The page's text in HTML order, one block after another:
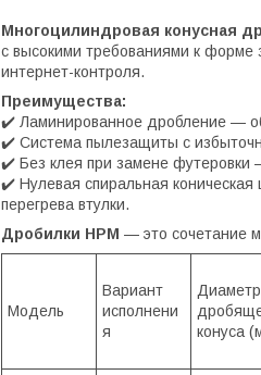
Многоцилиндровая конусная
с высокими требованиями к форме
интернет-контроля.
Преимущества:
✔️ Ламинированное дробление —
✔️ Система пылезащиты с
✔️ Без клея при замене футеровки
✔️ Нулевая спиральная
перегрева втулки.
Дробилки HPM — это сочетание
Модель
Вариант
исполнени
я
Диаметр
конуса